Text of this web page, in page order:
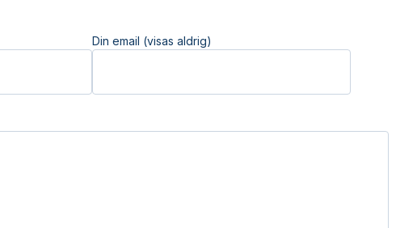
Din email (visas aldrig)